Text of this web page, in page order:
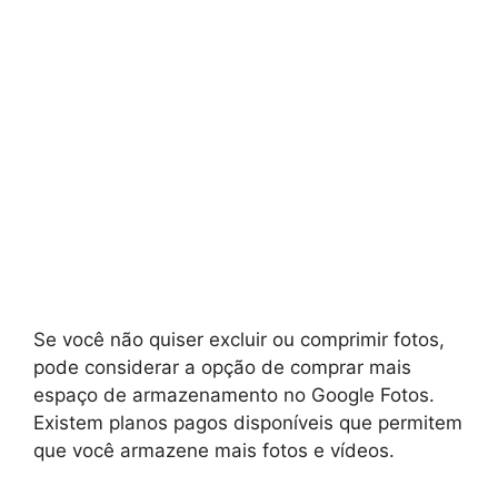
Se você não quiser excluir ou comprimir fotos,
pode considerar a opção de comprar mais
espaço de armazenamento no Google Fotos.
Existem planos pagos disponíveis que permitem
que você armazene mais fotos e vídeos.